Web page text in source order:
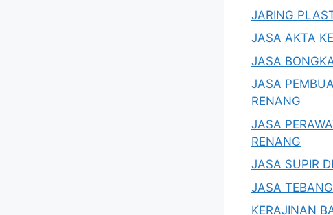
JARING
JASA AKTA
JASA
JASA
RENANG
JASA
RENANG
JASA SUPIR
JASA
KERAJINAN